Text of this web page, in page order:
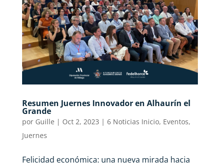
Resumen Juernes Innovador en Alhaurín el
Grande
por Guille | Oct 2, 2023 | 6 Noticias Inicio, Eventos,
Juernes
Felicidad económica: una nueva mirada hacia